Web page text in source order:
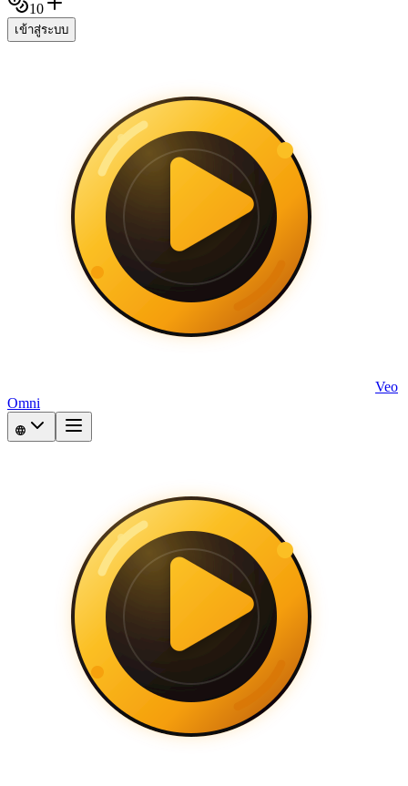
10
เข้าสู่ระบบ
Veo
Omni